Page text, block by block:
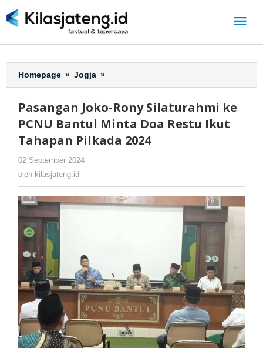
ke
Homepage » Jogja »
Joko-
Silaturahmi
ke
PCNU
Restu
Ikut
Tahapan
Pasangan Joko-Rony Silaturahmi ke
PCNU Bantul Minta Doa Restu Ikut
Tahapan Pilkada 2024
02 September 2024
oleh kilasjateng.id